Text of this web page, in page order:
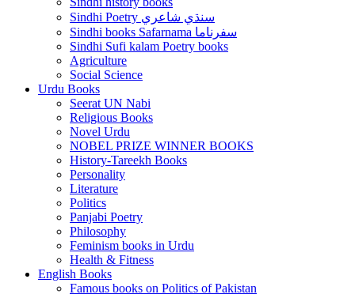
Sindhi Poetry سنڌي شاعري
Sindhi books Safarnama سفرناما
Sindhi Sufi kalam Poetry books
Agriculture
Social Science
Urdu Books
Seerat UN Nabi
Religious Books
Novel Urdu
NOBEL PRIZE WINNER BOOKS
History-Tareekh Books
Personality
Literature
Politics
Panjabi Poetry
Philosophy
Feminism books in Urdu
Health & Fitness
English Books
Famous books on Politics of Pakistan